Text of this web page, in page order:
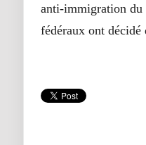
anti-immigration du
fédéraux ont